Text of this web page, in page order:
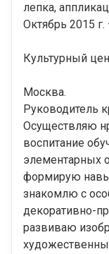
лепка,
Октябрь 2015
Культурный
Москва.
Руководитель
Осуществляю
воспитание
элементарных
формирую
знакомлю с
декоративно-
развиваю